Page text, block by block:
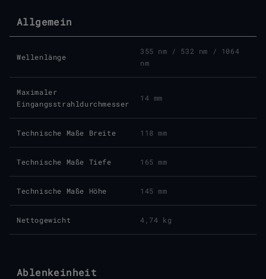
Allgemein
Wellenlänge
355 nm / 532 nm / 1064
nm
Maximaler
Eingangsstrahldurchmesser
14 mm
Technische Maße Breite 118 mm
Technische Maße Tiefe 165 mm
Technische Maße Höhe 145 mm
Nettogewicht 4,74 kg
Ablenkeinheit